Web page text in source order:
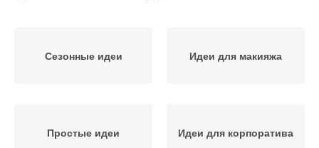
Сезонные идеи Идеи для макияжа
Простые идеи Идеи для корпоратива